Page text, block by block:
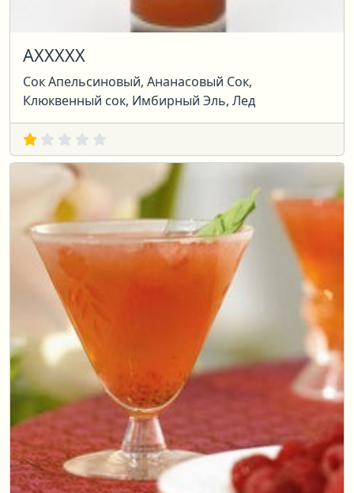
АХХХХХ
Сок Апельсиновый, Ананасовый Сок,
Клюквенный сок, Имбирный Эль, Лед